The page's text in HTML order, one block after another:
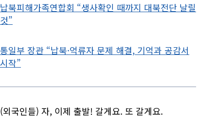
납북피해가족연합회 “생사확인 때까지 대북전단 날릴
것”
통일부 장관 “납북·억류자 문제 해결, 기억과 공감서
시작”
(외국인들) 자, 이제 출발! 갈게요. 또 갈게요.